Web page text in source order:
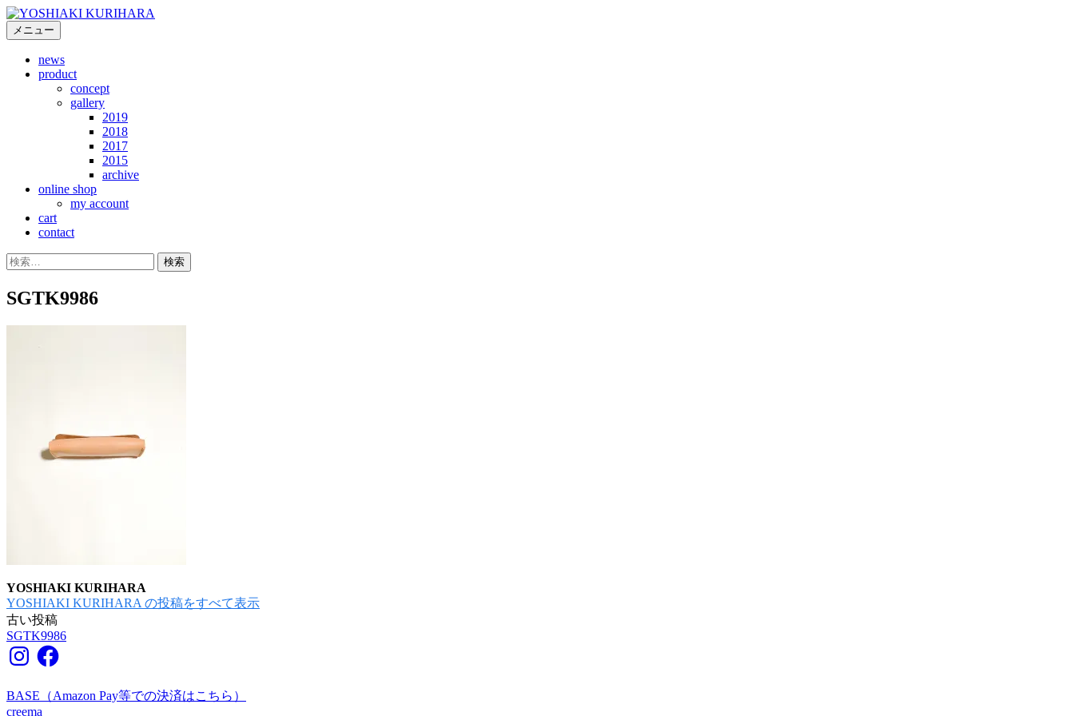
コ
ンメニュー
news
product
concept
gallery
2019
2018
2017
2015
archive
online shop
my account
cart
contact
検
SGTK9986
YOSHIAKI KURIHARA
YOSHIAKI KURIHARA の投稿をすべて表示
投
稿
ビ
古い投稿
SGTK9986
InstagramFacebook
BASE（Amazon Pay等での決済はこちら）
creema